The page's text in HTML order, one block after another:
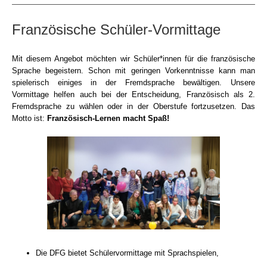
Französische Schüler-Vormittage
Mit diesem Angebot möchten wir Schüler*innen für die französische
Sprache begeistern. Schon mit geringen Vorkenntnisse kann man
spielerisch einiges in der Fremdsprache bewältigen. Unsere
Vormittage helfen auch bei der Entscheidung, Französisch als 2.
Fremdsprache zu wählen oder in der Oberstufe fortzusetzen. Das
Motto ist: Französisch-Lernen macht Spaß!
Die DFG bietet Schülervormittage mit Sprachspielen,